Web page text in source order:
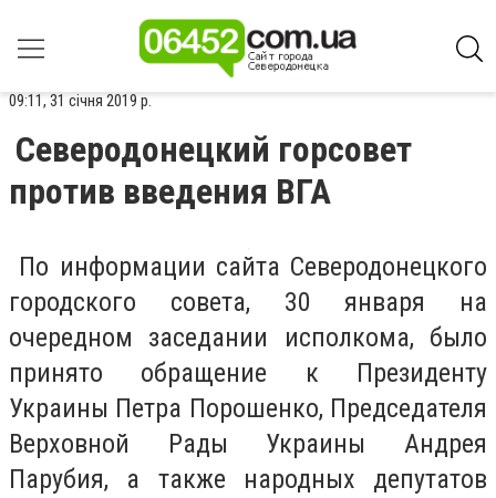
09:11, 31 січня 2019 р.
Северодонецкий горсовет
против введения ВГА
По информации сайта Северодонецкого
городского совета, 30 января на
очередном заседании исполкома, было
принято обращение к Президенту
Украины Петра Порошенко, Председателя
Верховной Рады Украины Андрея
Парубия, а также народных депутатов